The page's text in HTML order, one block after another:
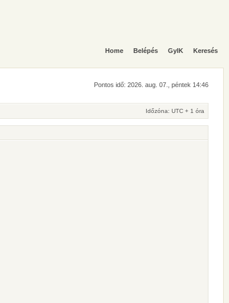
Home Belépés GyIK Keresés
Pontos idő: 2026. aug. 07., péntek 14:46
Időzóna: UTC + 1 óra